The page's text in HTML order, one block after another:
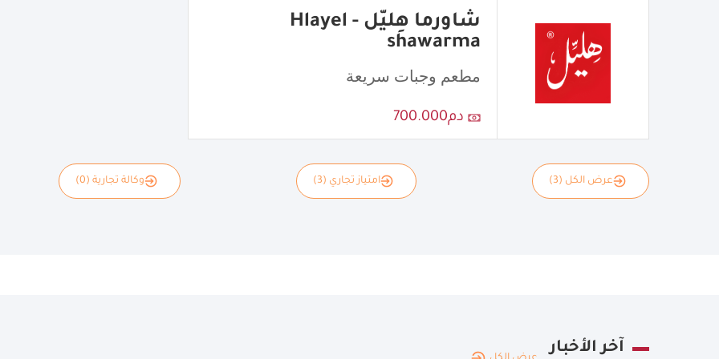
شاورما هِليّل - Hlayel
shawarma
مطعم وجبات سريعة
دم700.000
عرض الكل (3) امتياز تجاري (3) وكالة تجارية (0)
آخر الأخبار